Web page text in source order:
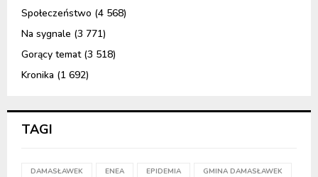
Społeczeństwo (4 568)
Na sygnale (3 771)
Gorący temat(3 518)
Kronika (1 692)
TAGI
DAMASŁAWEK ENEA EPIDEMIA GMINA DAMASŁAWEK